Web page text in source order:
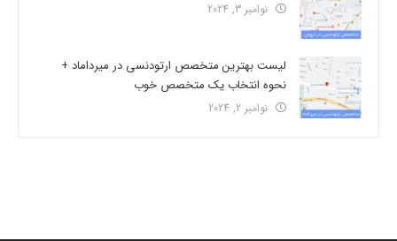
نوامبر 3, 2024
لیست بهترین متخصص ارتودنسی در میرداماد +
نحوه انتخاب یک متخصص خوب
نوامبر 2, 2024